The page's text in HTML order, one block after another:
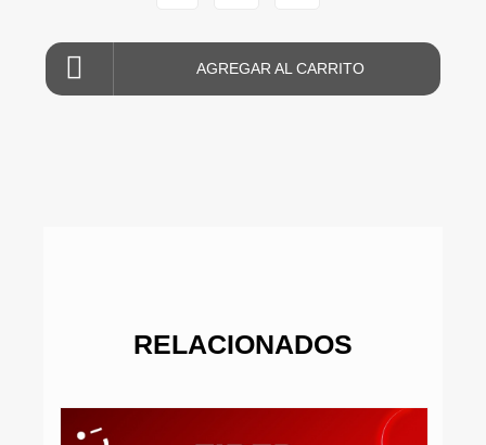
AGREGAR AL CARRITO
RELACIONADOS